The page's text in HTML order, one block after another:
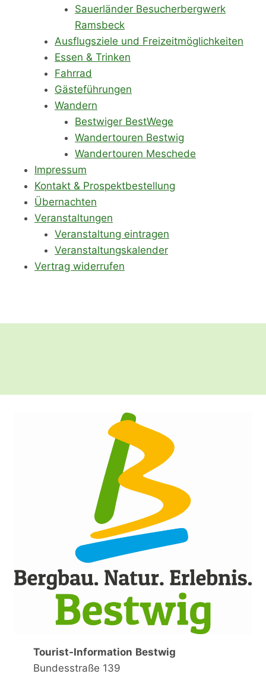
Sauerländer Besucherbergwerk
Ramsbeck
Ausflugsziele und Freizeitmöglichkeiten
Essen & Trinken
Fahrrad
Gästeführungen
Wandern
Bestwiger BestWege
Wandertouren Bestwig
Wandertouren Meschede
Impressum
Kontakt & Prospektbestellung
Übernachten
Veranstaltungen
Veranstaltung eintragen
Veranstaltungskalender
Vertrag widerrufen
Tourist-Information Bestwig
Bundesstraße 139